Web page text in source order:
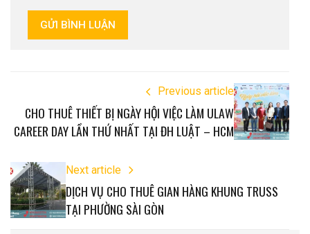
GỬI BÌNH LUẬN
Previous article
CHO THUÊ THIẾT BỊ NGÀY HỘI VIỆC LÀM ULAW
CAREER DAY LẦN THỨ NHẤT TẠI ĐH LUẬT – HCM
Next article
DỊCH VỤ CHO THUÊ GIAN HÀNG KHUNG TRUSS
TẠI PHƯỜNG SÀI GÒN